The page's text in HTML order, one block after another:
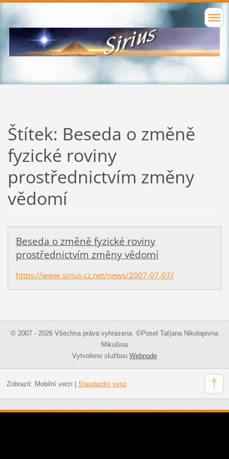
Štítek: Beseda o změně
fyzické roviny
prostřednictvím změny
vědomí
Beseda o změně fyzické roviny
prostřednictvím změny vědomí
https://www.sirius-cz.net/news/2007-07-07/
© 2007 - 2026 Všechna práva vyhrazena. ©Posel Taťjana Nikolajevna
Mikušina
Vytvořeno službouWebnode
Zobrazit: Mobilní verzi Standardní verzi